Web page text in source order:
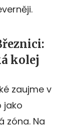
kolej
zaujme v
jako
zóna. Na